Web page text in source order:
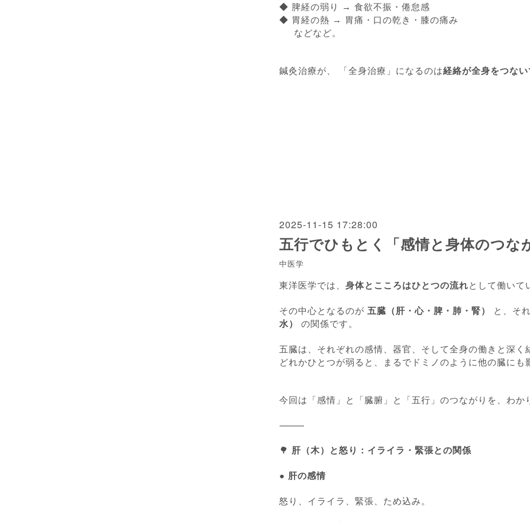
◆ 脾経の弱り → 食欲不振・倦怠感
◆ 胃経の熱 → 胃痛・口の乾き・膝の痛み
などなど。
鍼灸治療が、 「全身治療」になるのは経絡が全身をつな
2025-11-15 17:28:00
五行でひもとく「感情と身体のつな
中医学
東洋医学では、 身体とこころはひとつの流れとして働いて
その中心となるのが 五臓（肝・心・脾・肺・腎）
と、そ
水）
の関係です。
五臓は、それぞれの感情、器官、そして全身の働きと深く
どれかひとつが弱ると、まるでドミノのように他の臓にも
今回は「感情」と「臓腑」と「五行」のつながりを、わか
⸻
🌳 肝（木）と怒り：イライラ・緊張との関係
● 肝の感情
怒り、イライラ、緊張、ため込み。